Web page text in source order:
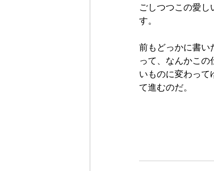
ごしつつこの愛
す。
前もどっかに書い
って、なんかこ
いものに変わって
て進むのだ。